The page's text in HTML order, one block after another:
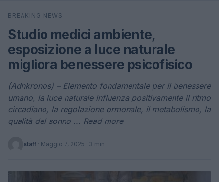
Cerca
BREAKING NEWS
Studio medici ambiente,
esposizione a luce naturale
migliora benessere psicofisico
(Adnkronos) – Elemento fondamentale per il benessere
umano, la luce naturale influenza positivamente il ritmo
circadiano, la regolazione ormonale, il metabolismo, la
qualità del sonno ... Read more
staff · Maggio 7, 2025 · 3 min